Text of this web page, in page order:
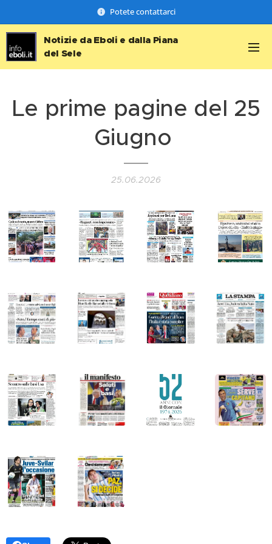
Potete contattarci
Notizie da Eboli e dalla Piana
del Sele
Le prime pagine del 25
Giugno
25.06.2026